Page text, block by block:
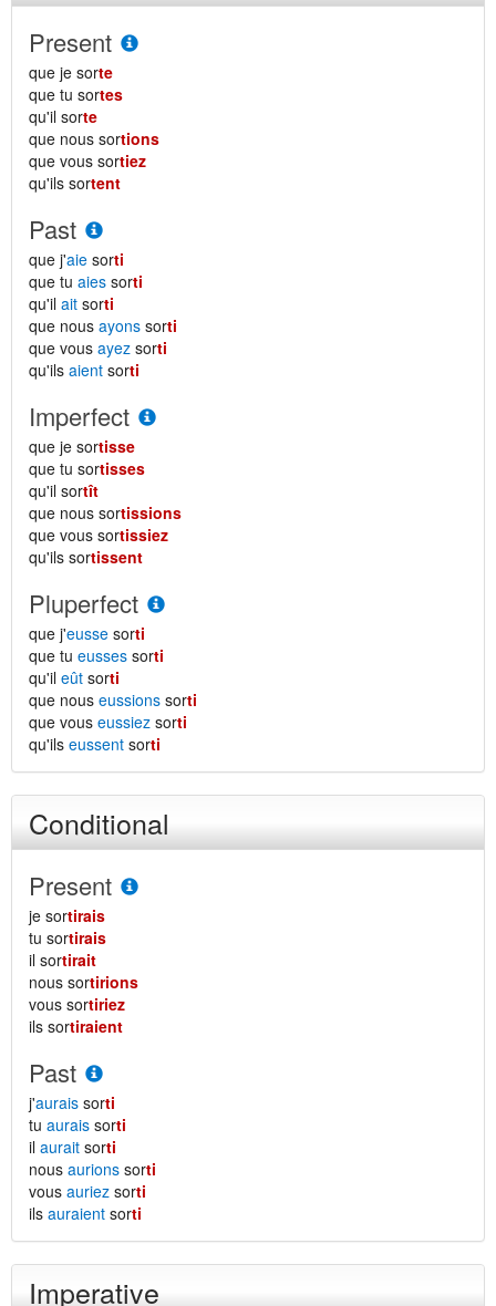
Present
que je sorte
que tu sortes
qu'il sorte
que nous sortions
que vous sortiez
qu'ils sortent
Past
que j'aie sorti
que tu aies sorti
qu'il ait sorti
que nous ayons sorti
que vous ayez sorti
qu'ils aient sorti
Imperfect
que je sortisse
que tu sortisses
qu'il sortît
que nous sortissions
que vous sortissiez
qu'ils sortissent
Pluperfect
que j'eusse sorti
que tu eusses sorti
qu'il eût sorti
que nous eussions sorti
que vous eussiez sorti
qu'ils eussent sorti
Conditional
Present
je sortirais
tu sortirais
il sortirait
nous sortirions
vous sortiriez
ils sortiraient
Past
j'aurais sorti
tu aurais sorti
il aurait sorti
nous aurions sorti
vous auriez sorti
ils auraient sorti
Imperative